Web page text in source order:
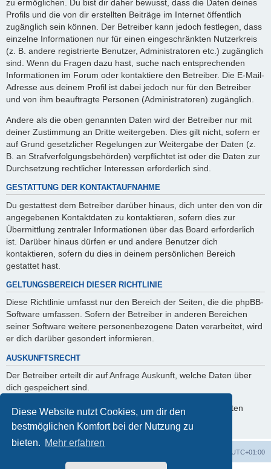
Diese Website nutzt Cookies, um dir den
bestmöglichen Komfort bei der Nutzung zu
bieten. Mehr erfahren
zu ermöglichen. Du bist dir daher bewusst, dass die Daten deines
Profils und die von dir erstellten Beiträge im Internet öffentlich
zugänglich sein können. Der Betreiber kann jedoch festlegen, dass
einzelne Informationen nur für einen eingeschränkten Nutzerkreis
(z. B. andere registrierte Benutzer, Administratoren etc.) zugänglich
sind. Wenn du Fragen dazu hast, suche nach entsprechenden
Informationen im Forum oder kontaktiere den Betreiber. Die E-Mail-
Adresse aus deinem Profil ist dabei jedoch nur für den Betreiber
und von ihm beauftragte Personen (Administratoren) zugänglich.
Andere als die oben genannten Daten wird der Betreiber nur mit
deiner Zustimmung an Dritte weitergeben. Dies gilt nicht, sofern er
auf Grund gesetzlicher Regelungen zur Weitergabe der Daten (z.
B. an Strafverfolgungsbehörden) verpflichtet ist oder die Daten zur
Durchsetzung rechtlicher Interessen erforderlich sind.
GESTATTUNG DER KONTAKTAUFNAHME
Du gestattest dem Betreiber darüber hinaus, dich unter den von dir
angegebenen Kontaktdaten zu kontaktieren, sofern dies zur
Übermittlung zentraler Informationen über das Board erforderlich
ist. Darüber hinaus dürfen er und andere Benutzer dich
kontaktieren, sofern du dies in deinem persönlichen Bereich
gestattet hast.
GELTUNGSBEREICH DIESER RICHTLINIE
Diese Richtlinie umfasst nur den Bereich der Seiten, die die phpBB-
Software umfassen. Sofern der Betreiber in anderen Bereichen
seiner Software weitere personenbezogene Daten verarbeitet, wird
er dich darüber gesondert informieren.
AUSKUNFTSRECHT
Der Betreiber erteilt dir auf Anfrage Auskunft, welche Daten über
dich gespeichert sind.
Du kannst jederzeit die Löschung bzw. Sperrung deiner Daten
verlangen. Kontaktiere hierzu bitte den Betreiber.
UTC+01:00